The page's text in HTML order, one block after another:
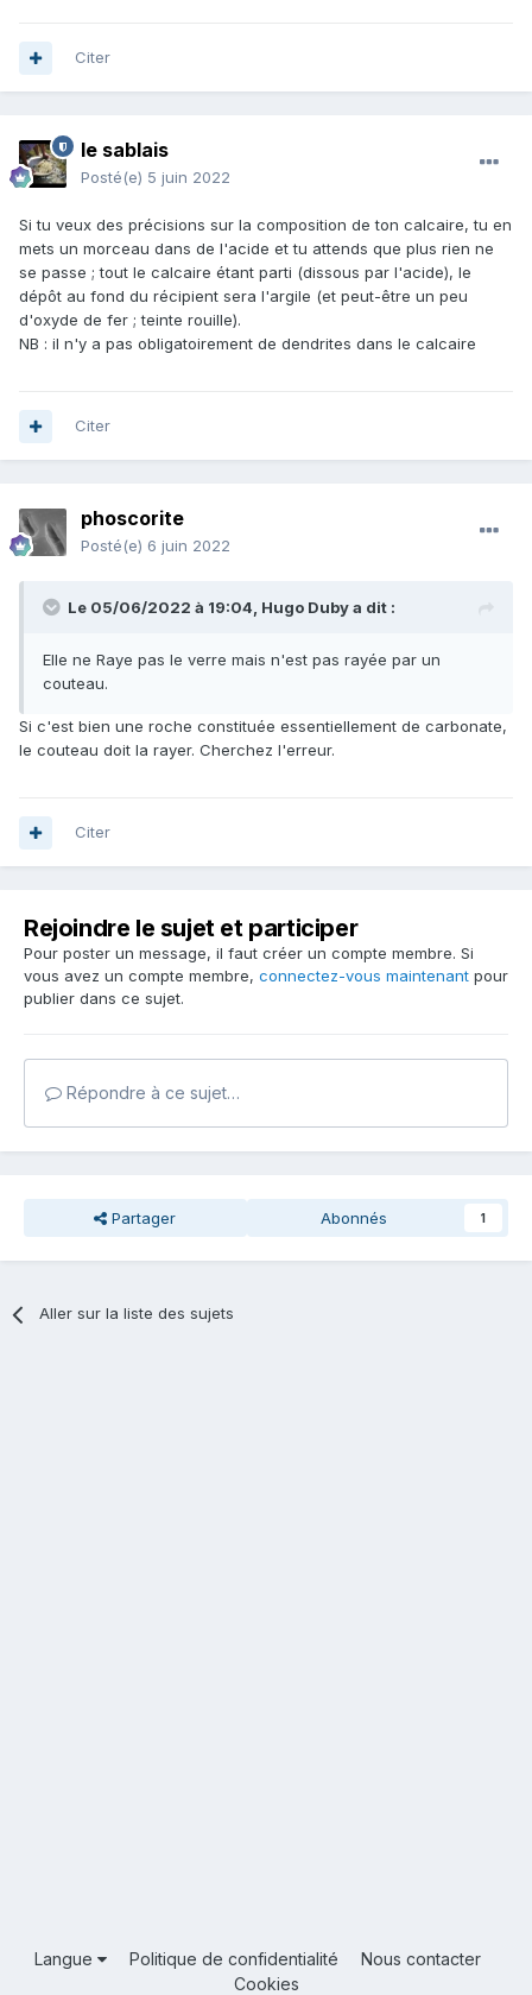
Citer
le sablais
Posté(e) 5 juin 2022
Si tu veux des précisions sur la composition de ton calcaire, tu en
mets un morceau dans de l'acide et tu attends que plus rien ne
se passe ; tout le calcaire étant parti (dissous par l'acide), le
dépôt au fond du récipient sera l'argile (et peut-être un peu
d'oxyde de fer ; teinte rouille).
NB : il n'y a pas obligatoirement de dendrites dans le calcaire
Citer
phoscorite
Posté(e) 6 juin 2022
Le 05/06/2022 à 19:04, Hugo Dubya dit :
Elle ne Raye pas le verre mais n'est pas rayée par un
couteau.
Si c'est bien une roche constituée essentiellement de carbonate,
le couteau doit la rayer. Cherchez l'erreur.
Citer
Rejoindre le sujet et participer
Pour poster un message, il faut créer un compte membre. Si
vous avez un compte membre, connectez-vous maintenant pour
publier dans ce sujet.
Répondre à ce sujet…
Partager Abonnés 1
Aller sur la liste des sujets
Langue Politique de confidentialité
Nous contacter
Cookies